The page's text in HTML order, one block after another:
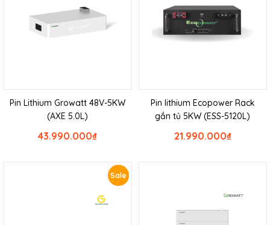
Pin Lithium Growatt 48V-5KW
(AXE 5.0L)
₫
43.990.000
Pin lithium Ecopower Rack
gắn tủ 5KW (ESS-5120L)
₫
21.990.000
Sale